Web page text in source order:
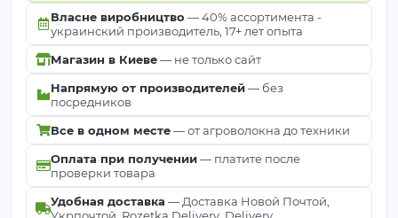
Власне виробництво — 40% ассортимента -
украинский производитель, 17+ лет опыта
Магазин в Киеве— не только сайт
Напрямую от производителей— без
посредников
Все в одном месте— от агроволокна до техники
Оплата при получении— платите после
проверки товара
Удобная доставка — Доставка Новой Почтой,
Укрпочтой, Rozetka Delivery, Delivery